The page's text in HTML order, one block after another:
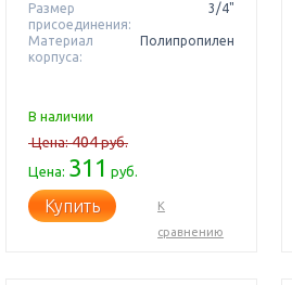
Размер
присоединения:
3/4"
Материал
корпуса:
Полипропилен
В наличии
Цена:404руб.
Цена: 311 руб.
Купить
К
сравнению